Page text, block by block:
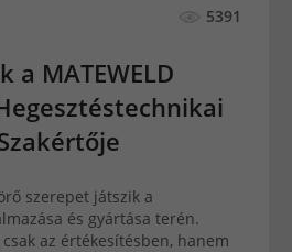
5391
MATEWELD
szerepet játszik a
és gyártása terén.
az értékesítésben, hanem